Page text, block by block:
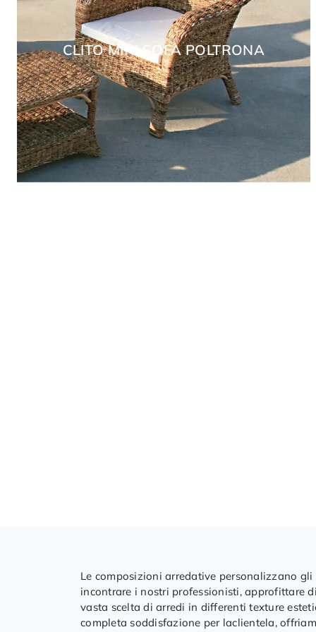
CLITO MINI SOFA POLTRONA
Le composizioni arredative personalizzano
incontrare i nostri professionisti, approfittare
vasta scelta di arredi in differenti texture
completa soddisfazione per laclientela,